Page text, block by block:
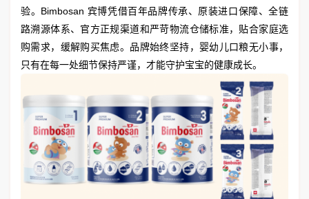
验。Bimbosan 宾博凭借百年品牌传承、原装进口保障、全链
路溯源体系、官方正规渠道和严苛物流仓储标准，贴合家庭选
购需求，缓解购买焦虑。品牌始终坚持，婴幼儿口粮无小事，
只有在每一处细节保持严谨，才能守护宝宝的健康成长。